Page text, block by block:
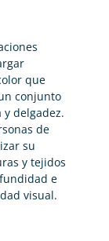
que
conjunto
delgadez.
de
su
y tejidos
e
visual.